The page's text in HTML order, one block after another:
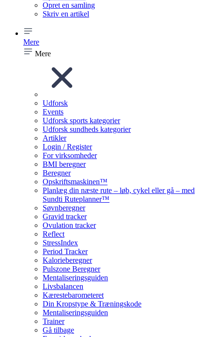
Opret en samling
Skriv en artikel
Mere
Mere
Udforsk
Events
Udforsk sports kategorier
Udforsk sundheds kategorier
Artikler
Login / Register
For virksomheder
BMI beregner
Beregner
Opskriftsmaskinen™
Planlæg din næste rute – løb, cykel eller gå – med
Sundti Ruteplanner™
Søvnberegner
Gravid tracker
Ovulation tracker
Reflect
StressIndex
Period Tracker
Kalorieberegner
Pulszone Beregner
Mentaliseringsguiden
Livsbalancen
Kærestebarometeret
Din Kropstype & Træningskode
Mentaliseringsguiden
Trainer
Gå tilbage